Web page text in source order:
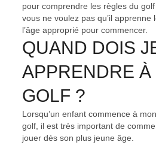
pour comprendre les règles du
vous ne voulez pas qu’il apprenne
l’âge approprié pour commencer.
QUAND DOIS
APPRENDRE À
GOLF ?
Lorsqu’un enfant commence à
golf, il est très important de
jouer dès son plus jeune âge.